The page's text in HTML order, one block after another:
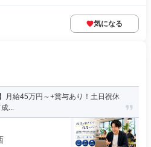
気になる
月給45万円～+賞与あり！土日祝休
...